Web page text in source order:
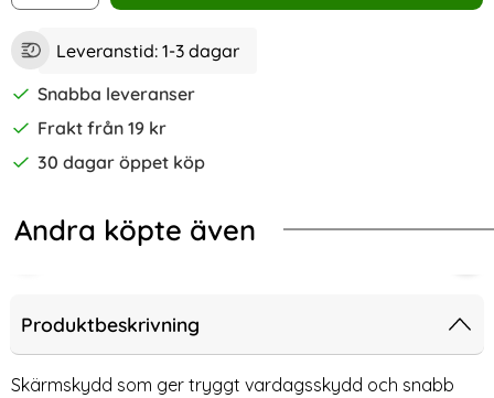
Leveranstid: 1-3 dagar
Snabba leveranser
Frakt från 19 kr
30 dagar öppet köp
Andra köpte även
44/45/46/49 mm Guld
Silikon Stativ Ljus RosaTech-Protect Apple Watch 42/44/
Produktbeskrivning
Skärmskydd som ger tryggt vardagsskydd och snabb